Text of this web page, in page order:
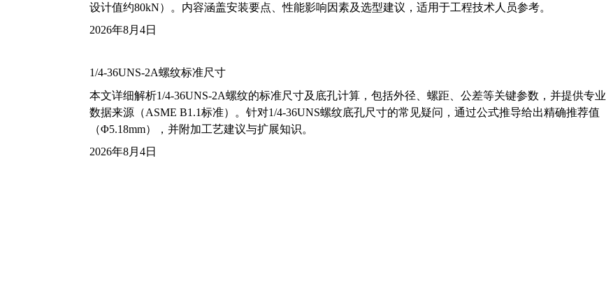
设计值约80kN）。内容涵盖安装要点、性能影响因素及选型建议，适用于工程技术人员参考。
2026年8月4日
1/4-36UNS-2A螺纹标准尺寸
本文详细解析1/4-36UNS-2A螺纹的标准尺寸及底孔计算，包括外径、螺距、公差等关键参数，并提供专业
数据来源（ASME B1.1标准）。针对1/4-36UNS螺纹底孔尺寸的常见疑问，通过公式推导给出精确推荐值
（Φ5.18mm），并附加工艺建议与扩展知识。
2026年8月4日